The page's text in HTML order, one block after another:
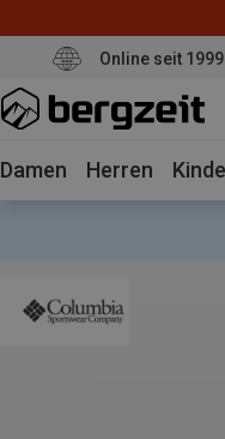
Online seit 1999
Damen Herren